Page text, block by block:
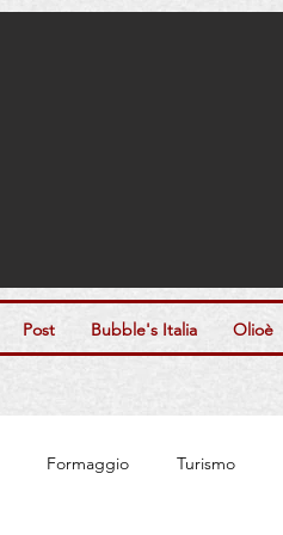
Post Bubble's Italia Olioè
Formaggio Turismo